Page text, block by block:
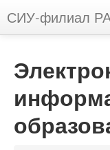
СИУ-филиал
Вы не вошли в